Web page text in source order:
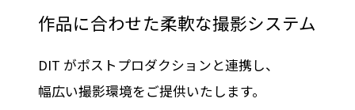
作品に合わせた柔軟な撮影システム
DIT がポストプロダクションと連携し、
幅広い撮影環境をご提供いたします。